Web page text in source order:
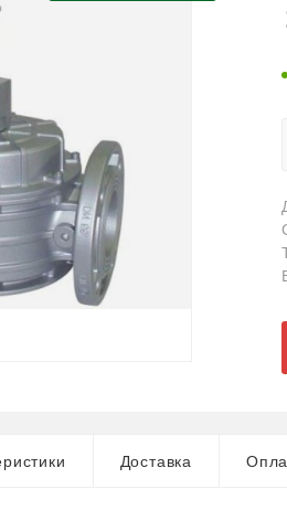
Доставка